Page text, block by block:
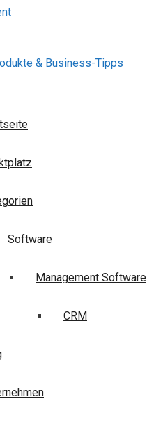
& Business-Tipps
Software
Management Software
CRM